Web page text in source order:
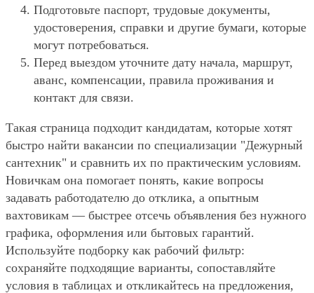
Подготовьте паспорт, трудовые документы,
удостоверения, справки и другие бумаги, которые
могут потребоваться.
Перед выездом уточните дату начала, маршрут,
аванс, компенсации, правила проживания и
контакт для связи.
Такая страница подходит кандидатам, которые хотят
быстро найти вакансии по специализации "Дежурный
сантехник" и сравнить их по практическим условиям.
Новичкам она помогает понять, какие вопросы
задавать работодателю до отклика, а опытным
вахтовикам — быстрее отсечь объявления без нужного
графика, оформления или бытовых гарантий.
Используйте подборку как рабочий фильтр:
сохраняйте подходящие варианты, сопоставляйте
условия в таблицах и откликайтесь на предложения,